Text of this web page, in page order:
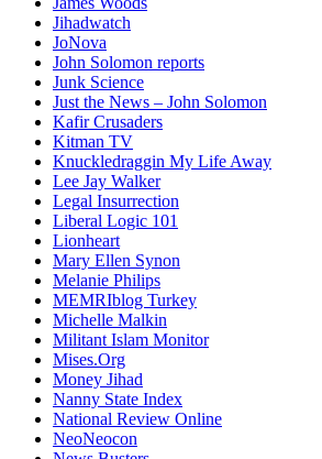
Jihadwatch
JoNova
John Solomon reports
Junk Science
Just the News – John Solomon
Kafir Crusaders
Kitman TV
Knuckledraggin My Life Away
Lee Jay Walker
Legal Insurrection
Liberal Logic 101
Lionheart
Mary Ellen Synon
Melanie Philips
MEMRIblog Turkey
Michelle Malkin
Militant Islam Monitor
Mises.Org
Money Jihad
Nanny State Index
National Review Online
NeoNeocon